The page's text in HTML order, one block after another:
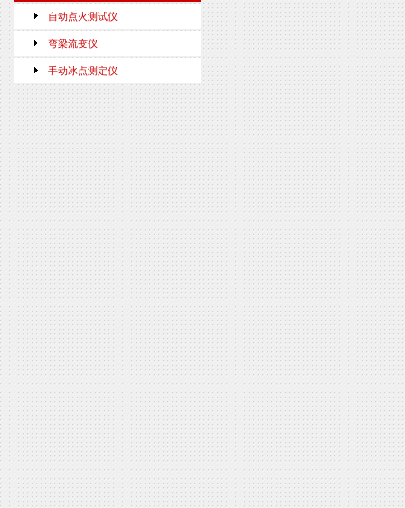
自动点火测试仪
弯梁流变仪
手动冰点测定仪